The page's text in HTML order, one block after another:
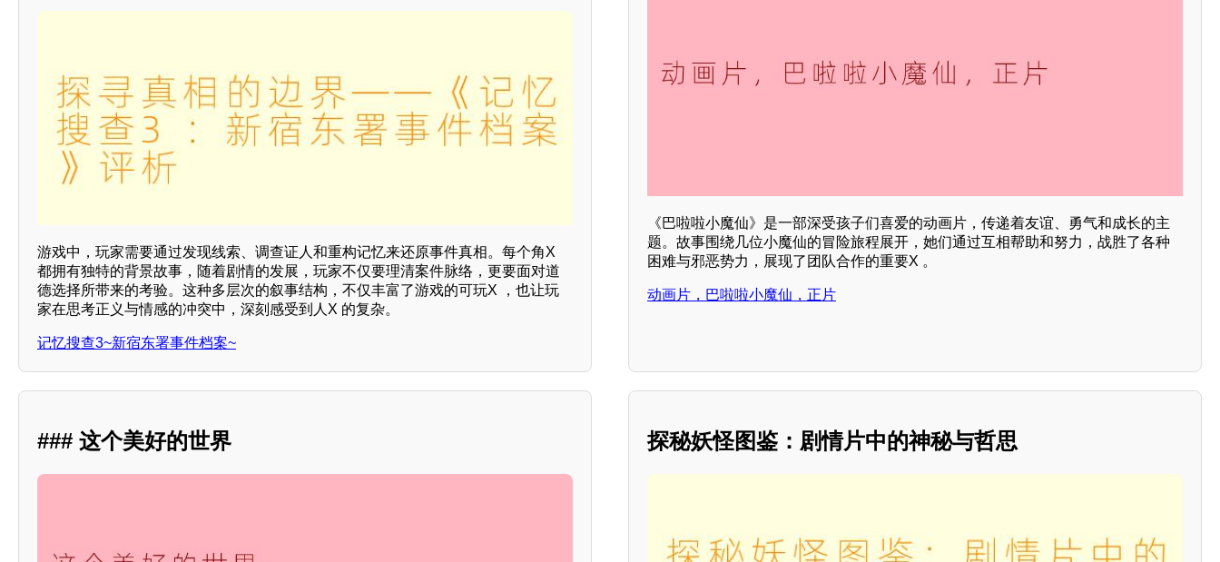
游戏中，玩家需要通过发现线索、调查证人和重构记忆来还原事件真相。每个角X
都拥有独特的背景故事，随着剧情的发展，玩家不仅要理清案件脉络，更要面对道
德选择所带来的考验。这种多层次的叙事结构，不仅丰富了游戏的可玩X ，也让玩
家在思考正义与情感的冲突中，深刻感受到人X 的复杂。
记忆搜查3~新宿东署事件档案~
《巴啦啦小魔仙》是一部深受孩子们喜爱的动画片，传递着友谊、勇气和成长的主
题。故事围绕几位小魔仙的冒险旅程展开，她们通过互相帮助和努力，战胜了各种
困难与邪恶势力，展现了团队合作的重要X 。
动画片，巴啦啦小魔仙，正片
### 这个美好的世界 探秘妖怪图鉴：剧情片中的神秘与哲思